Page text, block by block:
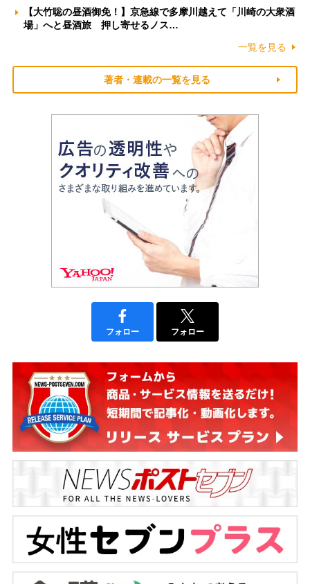
【大竹聡の昼酒御免！】京急線で多摩川越えて「川崎の大衆酒
場」へと昼酒旅 押し寄せるノス…
一覧を見る
著者・連載の一覧を見る
フォロー フォロー